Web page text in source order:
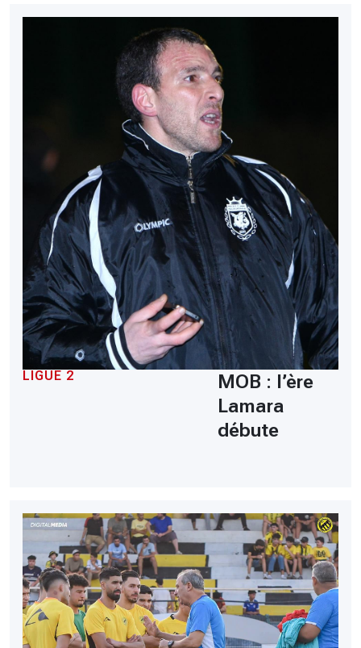
LIGUE 2
MOB : l’ère
Lamara
débute